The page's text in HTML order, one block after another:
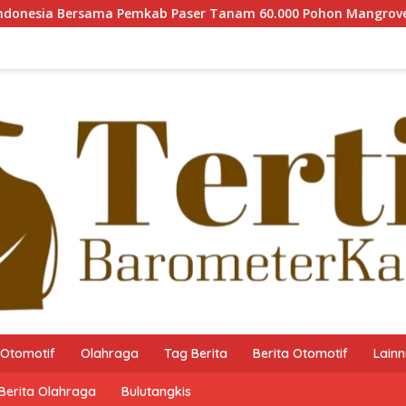
Paser Tanam 60.000 Pohon Mangrove guna Memperkuat
Otomotif Olahraga Tag Berita Berita Otomotif
Olahraga Bulutangkis